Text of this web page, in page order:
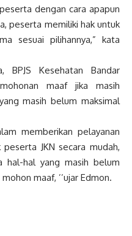
dengan cara apapun
peserta memiliki hak untuk
sesuai pilihannya,” kata
BPJS Kesehatan Bandar
maaf jika masih
masih belum maksimal
memberikan pelayanan
JKN secara mudah,
hal-hal yang masih belum
maaf, ’’ujar Edmon.